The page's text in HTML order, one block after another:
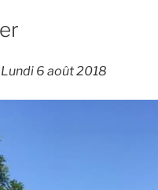
6 août 2018